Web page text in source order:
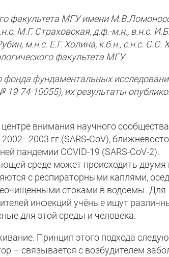
факультета МГУ имени
М.Г. Страховская, д.ф.-м.н., в.н.с. И.Б.
м.н.с. Е.Г. Холина, к.б.н., с.н.с. С.С.
факультета МГУ
фундаментальных
19-74-10055), их результаты
внимания научного
гг (SARS-CoV),
пандемии COVID-19 (SARS-CoV-2).
среде может происходить двумя
с респираторными каплями,
стоками в водоемы. Для
инфекций учёные ищут
для этой среды и человека.
Принцип этого подхода
– связывается с возбудителем